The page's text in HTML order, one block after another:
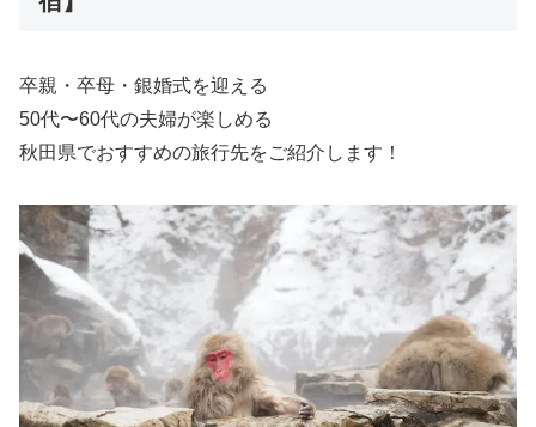
卒親・卒母・銀婚式を迎える
50代〜60代の夫婦が楽しめる
秋田県でおすすめの旅行先をご紹介します！